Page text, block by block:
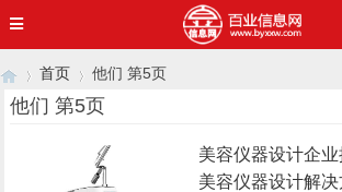
首页 他们 第5页
他们 第5页
美容仪器设计企
美容仪器设计解决